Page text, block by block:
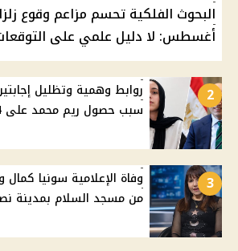
أغسطس: لا دليل علمي على
2
روابط وهمية وتظليل
سبب حصول ريم محمد على 4% بالثانوية العامة
3
وفاة الإعلامية سونيا كمال
من مسجد السلام بمدينة